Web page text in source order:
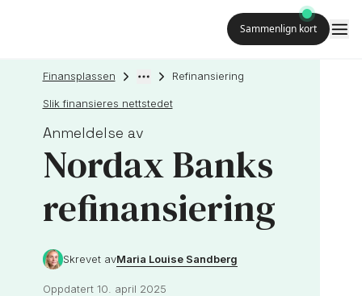
Sammenlign kort
Finansplassen Refinansiering
Slik finansieres nettstedet
Anmeldelse av
Nordax Banks
refinansiering
Skrevet avMaria Louise Sandberg
Oppdatert 10. april 2025